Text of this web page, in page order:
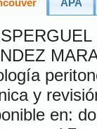
APA
y
Disponible en: